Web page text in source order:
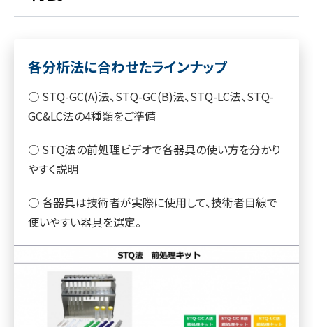
各分析法に合わせたラインナップ
○ STQ-GC(A)法、STQ-GC(B)法、STQ-LC法、STQ-
GC&LC法の4種類をご準備
○ STQ法の前処理ビデオで各器具の使い方を分かり
やすく説明
○ 各器具は技術者が実際に使用して、技術者目線で
使いやすい器具を選定。